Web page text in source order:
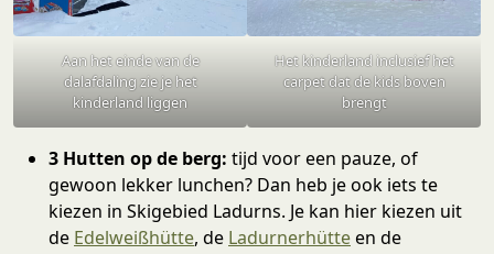
Aan het einde van de
dalafdaling zie je het
kinderland liggen
Het kinderland inclusief het
carpet dat de kids boven
brengt
3 Hutten op de berg: tijd voor een pauze, of
gewoon lekker lunchen? Dan heb je ook iets te
kiezen in Skigebied Ladurns. Je kan hier kiezen uit
de Edelweißhütte, de Ladurnerhütteen de